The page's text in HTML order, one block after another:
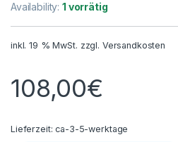
Availability:1 vorrätig
inkl. 19 % MwSt. zzgl. Versandkosten
108,00€
Lieferzeit:ca-3-5-werktage